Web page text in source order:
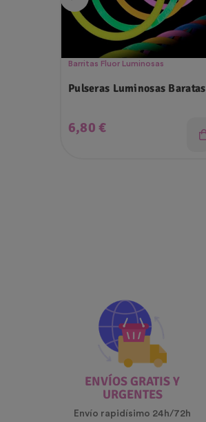
Barritas Fluor Luminosas
Pulseras Luminosas Baratas
Precio
6,80 €
ENVÍOS GRATIS Y
URGENTES
Envío rapidísimo 24h/72h